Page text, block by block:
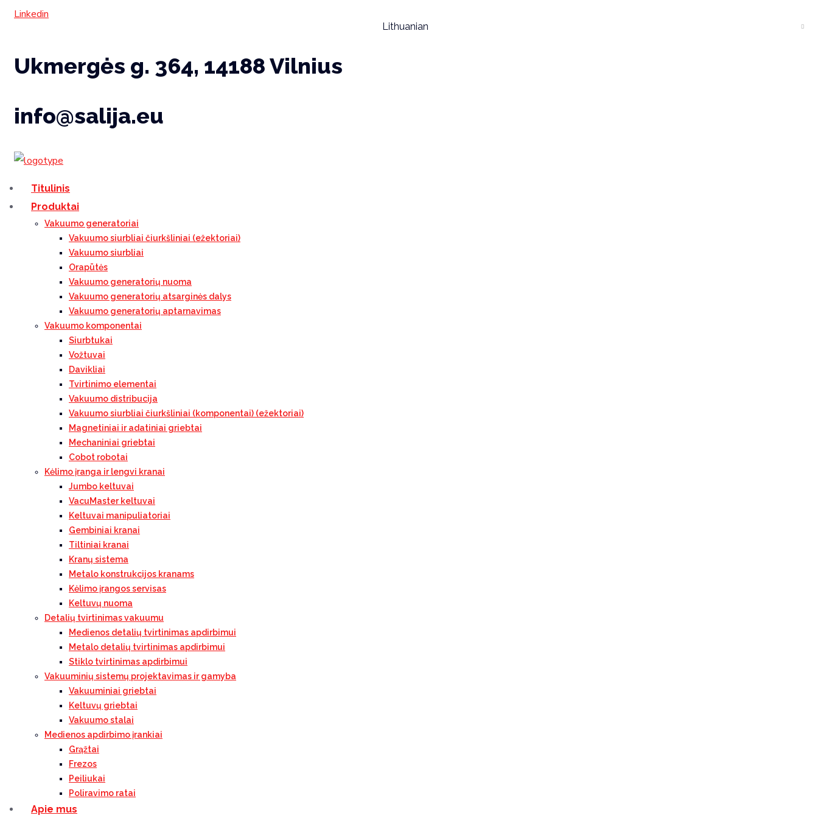
Linkedin
Lithuanian
Ukmergės g. 364, 14188 Vilnius
info@salija.eu
Titulinis
Produktai
Vakuumo generatoriai
Vakuumo siurbliai čiurkšliniai (ežektoriai)
Vakuumo siurbliai
Orapūtės
Vakuumo generatorių nuoma
Vakuumo generatorių atsarginės dalys
Vakuumo generatorių aptarnavimas
Vakuumo komponentai
Siurbtukai
Vožtuvai
Davikliai
Tvirtinimo elementai
Vakuumo distribucija
Vakuumo siurbliai čiurkšliniai (komponentai) (ežektoriai)
Magnetiniai ir adatiniai griebtai
Mechaniniai griebtai
Cobot robotai
Kėlimo įranga ir lengvi kranai
Jumbo keltuvai
VacuMaster keltuvai
Keltuvai manipuliatoriai
Gembiniai kranai
Tiltiniai kranai
Kranų sistema
Metalo konstrukcijos kranams
Kėlimo įrangos servisas
Keltuvų nuoma
Detalių tvirtinimas vakuumu
Medienos detalių tvirtinimas apdirbimui
Metalo detalių tvirtinimas apdirbimui
Stiklo tvirtinimas apdirbimui
Vakuuminių sistemų projektavimas ir gamyba
Vakuuminiai griebtai
Keltuvų griebtai
Vakuumo stalai
Medienos apdirbimo įrankiai
Grąžtai
Frezos
Peiliukai
Poliravimo ratai
Apie mus